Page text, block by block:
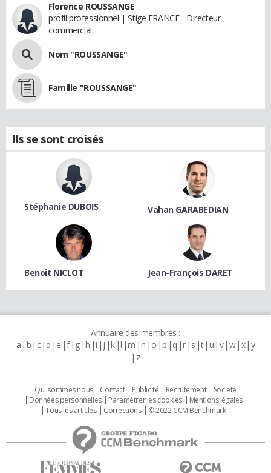
Florence ROUSSANGE
profil professionnel | Stige FRANCE - Directeur
commercial
Nom "ROUSSANGE"
Famille "ROUSSANGE"
Ils se sont croisés
Stéphanie DUBOIS Vahan GARABEDIAN
Benoit NICLOT Jean-François DARET
Annuaire des membres :
a b c d e f g h i j k l m n o p q r s t u v w x y
z
Qui sommes nous Contact Publicité Recrutement
Societé
Données personnelles
Paramétrer les cookies
Mentions légales
Tous les articles
Corrections © 2022 CCM Benchmark